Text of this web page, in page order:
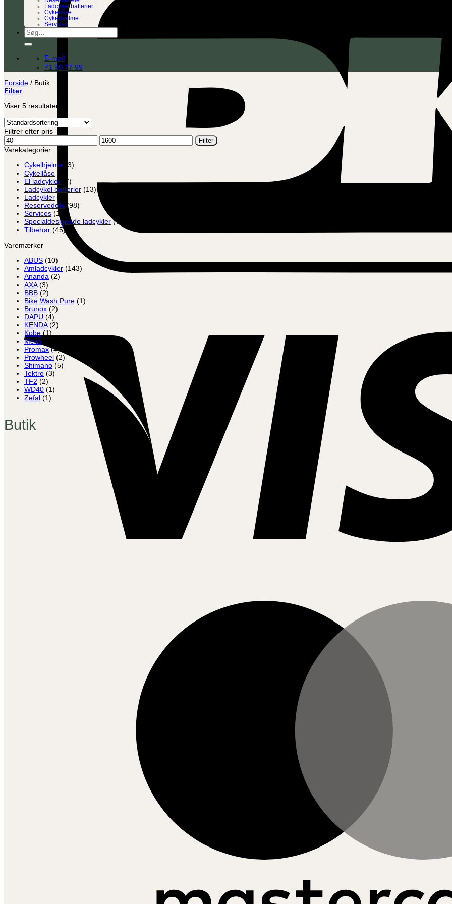
Ladcykel batterier
Cykellåse
Cykelhjelme
Services
Søg
efter:
E-mail
71 99 77 99
Forside / Butik
Filter
Viser 5 resultater
Filtrer efter pris
Mindste
pris
Højeste
pris
Filter
Varekategorier
Cykelhjelme (3)
Cykellåse
El ladcykler
(7)
Ladcykel batterier (13)
Ladcykler
Reservedele (98)
Services (12)
Specialdesignede ladcykler (7)
Tilbehør (45)
Varemærker
ABUS (10)
Amladcykler (143)
Ananda (2)
AXA (3)
BBB (2)
Bike Wash Pure (1)
Brunox (2)
DAPU (4)
KENDA (2)
Kobe (1)
Melia
Promax (4)
Prowheel (2)
Shimano (5)
Tektro (3)
TF2 (2)
WD40 (1)
Zefal (1)
Butik